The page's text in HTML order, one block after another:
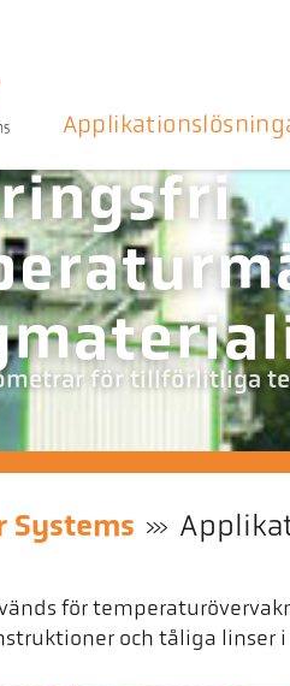
för tillförlitliga
Systems
för
och tåliga linser